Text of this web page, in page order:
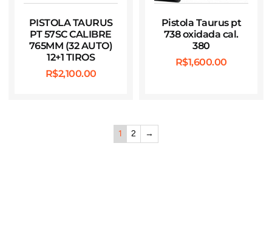
PISTOLA TAURUS
PT 57SC CALIBRE
765MM (32 AUTO)
12+1 TIROS
R$2,100.00
Pistola Taurus pt
738 oxidada cal.
380
R$1,600.00
1 2 →